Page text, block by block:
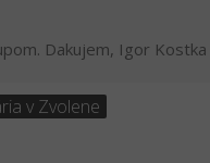
Dakujem, Igor Kostka
v Zvolene